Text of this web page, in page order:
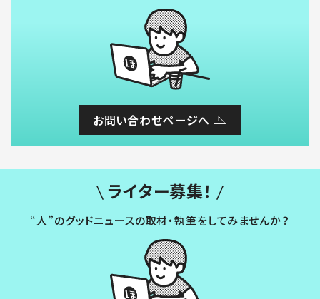
お問い合わせページへ
ライター募集！
“人”のグッドニュースの取材・執筆をしてみませんか？